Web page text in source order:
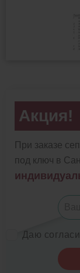
Акция!
При заказе
под ключ в
Даю